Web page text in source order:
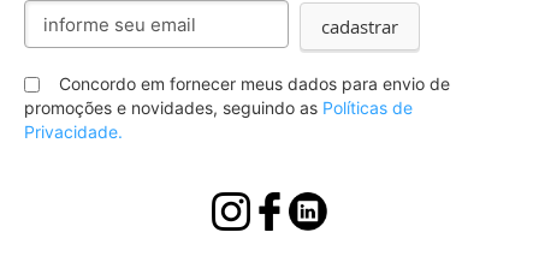
Inscreva-
nossa
Newsletter:
cadastrar
Concordo em fornecer meus dados para envio de
promoções e novidades, seguindo as Políticas de
Privacidade.